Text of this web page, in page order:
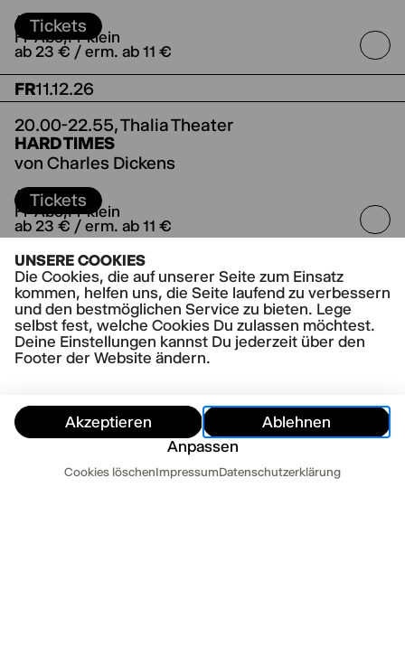
UNSERE COOKIES
Die Cookies, die auf unserer Seite zum Einsatz
kommen, helfen uns, die Seite laufend zu verbessern
und den bestmöglichen Service zu bieten. Lege
selbst fest, welche Cookies Du zulassen möchtest.
Deine Einstellungen kannst Du jederzeit über den
Footer der Website ändern.
Akzeptieren
Ablehnen
Anpassen
Cookies löschenImpressumDatenschutzerklärung
Abo Service
ABO
Fr-Abo Fr klein
Tickets
ab 23 € / erm. ab 11 €
FR11.12.26
20.00-22.55,Thalia Theater
HARD TIMES
von Charles Dickens
den Ruhrfestspielen Recklinghausen
ABO
Fr-Abo Fr klein
Tickets
ab 23 € / erm. ab 11 €